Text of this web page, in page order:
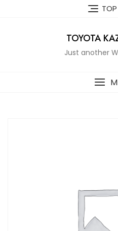
TOYOTA
Just another